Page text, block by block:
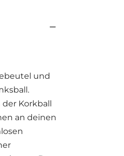
und
Korkball
an deinen